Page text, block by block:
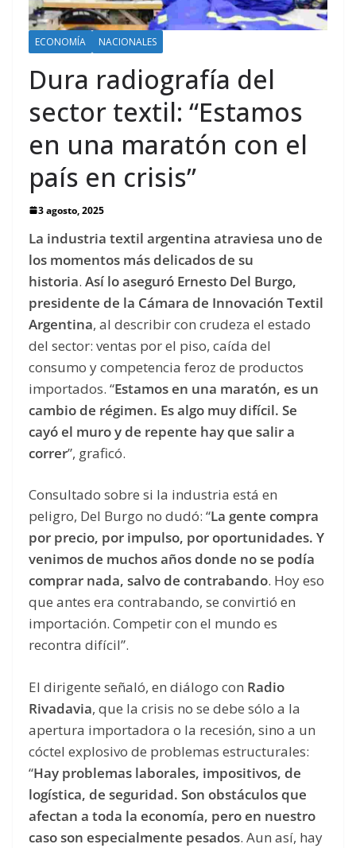
ECONOMÍA NACIONALES
Dura radiografía del
sector textil: “Estamos
en una maratón con el
país en crisis”
3 agosto, 2025
La industria textil argentina atraviesa uno de
los momentos más delicados de su
historia. Así lo aseguró Ernesto Del Burgo,
presidente de la Cámara de Innovación Textil
Argentina, al describir con crudeza el estado
del sector: ventas por el piso, caída del
consumo y competencia feroz de productos
importados. “Estamos en una maratón, es un
cambio de régimen. Es algo muy difícil. Se
cayó el muro y de repente hay que salir a
correr”, graficó.
Consultado sobre si la industria está en
peligro, Del Burgo no dudó: “La gente compra
por precio, por impulso, por oportunidades. Y
venimos de muchos años donde no se podía
comprar nada, salvo de contrabando. Hoy eso
que antes era contrabando, se convirtió en
importación. Competir con el mundo es
recontra difícil”.
El dirigente señaló, en diálogo con Radio
Rivadavia, que la crisis no se debe sólo a la
apertura importadora o la recesión, sino a un
cóctel explosivo de problemas estructurales:
“Hay problemas laborales, impositivos, de
logística, de seguridad. Son obstáculos que
afectan a toda la economía, pero en nuestro
caso son especialmente pesados. Aun así, hay